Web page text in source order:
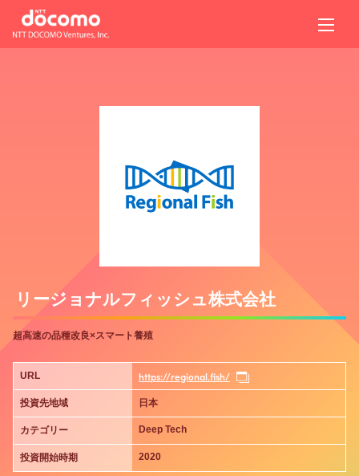
リージョナルフィッシュ株式会社
超高速の品種改良×スマート養殖
URL https://regional.fish/
投資先地域 日本
カテゴリー Deep Tech
投資開始時期 2020